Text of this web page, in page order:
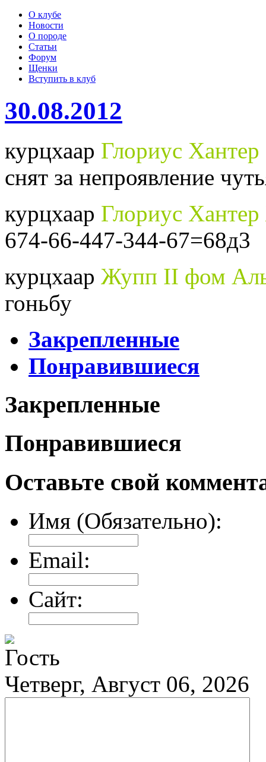
О клубе
Новости
О породе
Статьи
Форум
Щенки
Вступить в клуб
30.08.2012
курцхаар Глориус Хантер
снят за непроявление
курцхаар Глориус
674-66-447-344-67=68д3
курцхаар Жупп II фом
гоньбу
Закрепленные
Понравившиеся
Закрепленные
Понравившиеся
Оставьте свой
Имя (Обязательно):
Email:
Сайт:
Гость
Четверг, Август 06, 2026